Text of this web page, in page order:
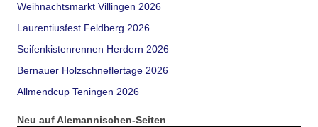
Weihnachtsmarkt Villingen 2026
Laurentiusfest Feldberg 2026
Seifenkistenrennen Herdern 2026
Bernauer Holzschneflertage 2026
Allmendcup Teningen 2026
Neu auf Alemannischen-Seiten